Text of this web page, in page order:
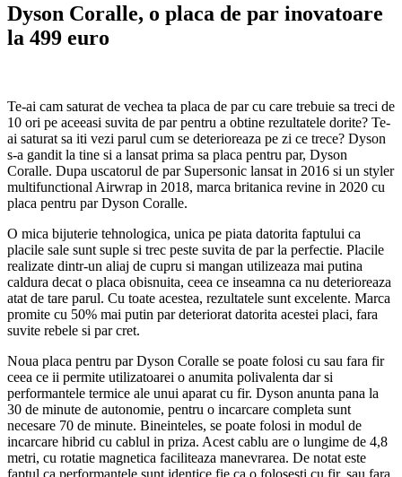
Dyson Coralle, o placa de par inovatoare
la 499 euro
Te-ai cam saturat de vechea ta placa de par cu care trebuie sa treci de
10 ori pe aceeasi suvita de par pentru a obtine rezultatele dorite? Te-
ai saturat sa iti vezi parul cum se deterioreaza pe zi ce trece? Dyson
s-a gandit la tine si a lansat prima sa placa pentru par, Dyson
Coralle. Dupa uscatorul de par Supersonic lansat in 2016 si un styler
multifunctional Airwrap in 2018, marca britanica revine in 2020 cu
placa pentru par Dyson Coralle.
O mica bijuterie tehnologica, unica pe piata datorita faptului ca
placile sale sunt suple si trec peste suvita de par la perfectie. Placile
realizate dintr-un aliaj de cupru si mangan utilizeaza mai putina
caldura decat o placa obisnuita, ceea ce inseamna ca nu deterioreaza
atat de tare parul. Cu toate acestea, rezultatele sunt excelente. Marca
promite cu 50% mai putin par deteriorat datorita acestei placi, fara
suvite rebele si par cret.
Noua placa pentru par Dyson Coralle se poate folosi cu sau fara fir
ceea ce ii permite utilizatoarei o anumita polivalenta dar si
performantele termice ale unui aparat cu fir. Dyson anunta pana la
30 de minute de autonomie, pentru o incarcare completa sunt
necesare 70 de minute. Bineinteles, se poate folosi in modul de
incarcare hibrid cu cablul in priza. Acest cablu are o lungime de 4,8
metri, cu rotatie magnetica faciliteaza manevrarea. De notat este
faptul ca performantele sunt identice fie ca o folosesti cu fir, sau fara